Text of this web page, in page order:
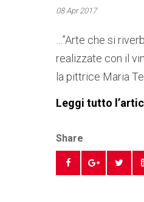
08 Apr 2017
…”Arte che si
realizzate con il
la pittrice Maria
Leggi tutto
Share